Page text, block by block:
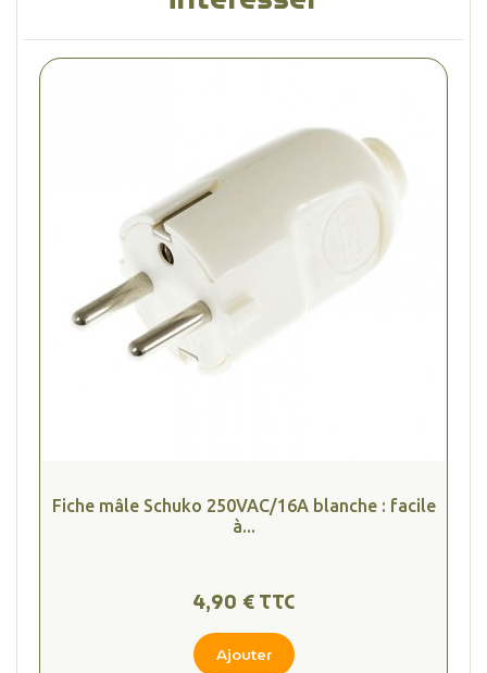
Fiche mâle Schuko 250VAC/16A blanche : facile
à...
4,90 € TTC
Ajouter